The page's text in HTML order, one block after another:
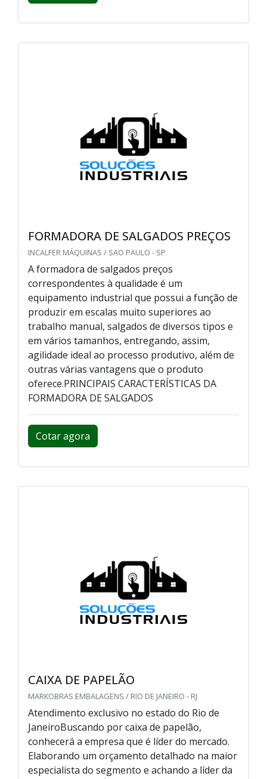
FORMADORA DE SALGADOS PREÇOS
INCALFER MÁQUINAS / SAO PAULO - SP
A formadora de salgados preços
correspondentes à qualidade é um
equipamento industrial que possui a função de
produzir em escalas muito superiores ao
trabalho manual, salgados de diversos tipos e
em vários tamanhos, entregando, assim,
agilidade ideal ao processo produtivo, além de
outras várias vantagens que o produto
oferece.PRINCIPAIS CARACTERÍSTICAS DA
FORMADORA DE SALGADOS
Cotar agora
CAIXA DE PAPELÃO
MARKOBRAS EMBALAGENS / RIO DE JANEIRO - RJ
Atendimento exclusivo no estado do Rio de
JaneiroBuscando por caixa de papelão,
conhecerá a empresa que é líder do mercado.
Elaborando um orçamento detalhado na maior
especialista do segmento e achando a líder da